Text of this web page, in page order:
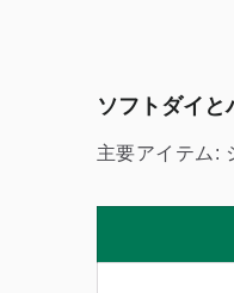
ソフトダイと
主要アイテム: